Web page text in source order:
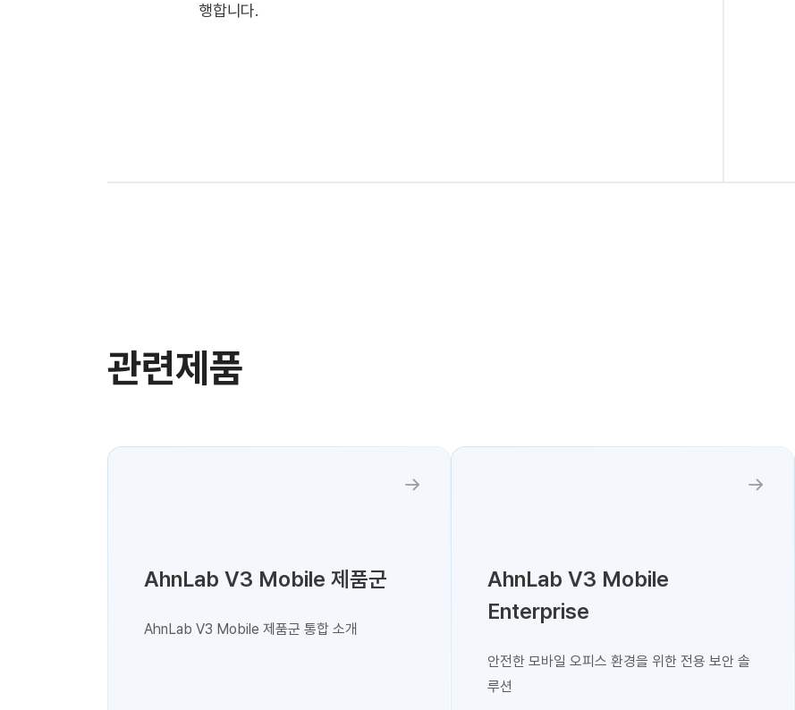
행합니다.
관련제품
자세히 보기
AhnLab V3 Mobile 제품군
AhnLab V3 Mobile 제품군 통합 소개
자세히 보기
AhnLab V3 Mobile
Enterprise
안전한 모바일 오피스 환경을 위한 전용 보안 솔
루션